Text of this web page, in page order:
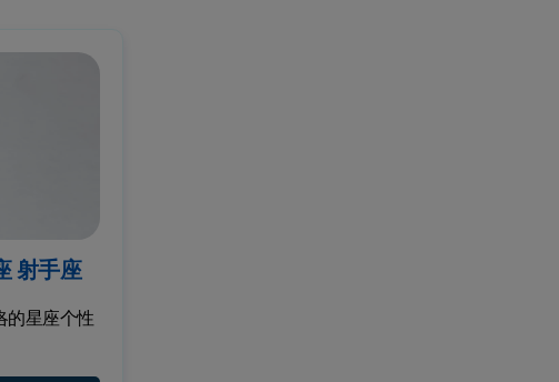
射手座
的星座个性